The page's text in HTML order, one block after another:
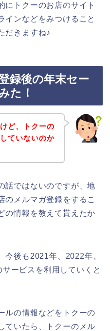
にトクーのお店のサイト
インなどをみつけること
だきますね♪
録後の年末セー
た！
ど、トクーの
ていないのか
話ではないのですが、地
のメルマガ登録をするこ
の情報を教えて貰えたか
今後も2021年、2022年、
ービスを利用していくと
ルの情報などをトクーの
ていたら、トクーのメル